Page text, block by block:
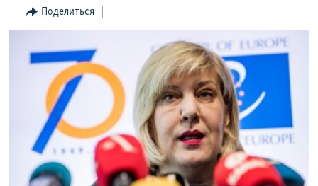
Перейти
РЕГИОН
КУЛЬТУРА
СПОРТ
АРХИВ
Հայերեն
English
Поделиться